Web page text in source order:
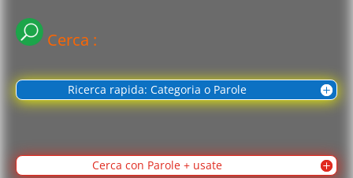
Cerca :
Ricerca rapida: Categoria o Parole
Cerca con Parole + usate